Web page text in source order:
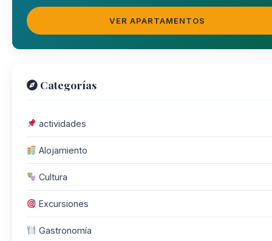
VER APARTAMENTOS
Categorías
actividades
Alojamiento
Cultura
Excursiones
Gastronomía